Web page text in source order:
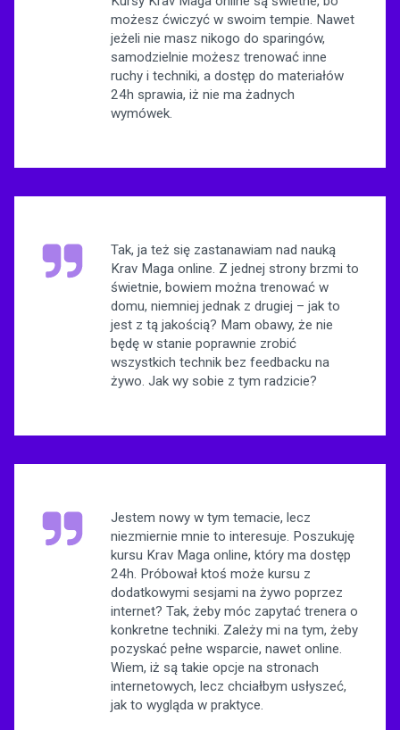
możesz ćwiczyć w swoim tempie. Nawet
jeżeli nie masz nikogo do sparingów,
samodzielnie możesz trenować inne
ruchy i techniki, a dostęp do materiałów
24h sprawia, iż nie ma żadnych
wymówek.
Tak, ja też się zastanawiam nad nauką
Krav Maga online. Z jednej strony brzmi to
świetnie, bowiem można trenować w
domu, niemniej jednak z drugiej – jak to
jest z tą jakością? Mam obawy, że nie
będę w stanie poprawnie zrobić
wszystkich technik bez feedbacku na
żywo. Jak wy sobie z tym radzicie?
Jestem nowy w tym temacie, lecz
niezmiernie mnie to interesuje. Poszukuję
kursu Krav Maga online, który ma dostęp
24h. Próbował ktoś może kursu z
dodatkowymi sesjami na żywo poprzez
internet? Tak, żeby móc zapytać trenera o
konkretne techniki. Zależy mi na tym, żeby
pozyskać pełne wsparcie, nawet online.
Wiem, iż są takie opcje na stronach
internetowych, lecz chciałbym usłyszeć,
jak to wygląda w praktyce.